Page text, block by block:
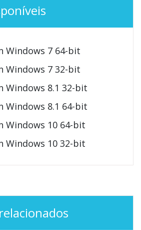
Windows 7 64-bit
Windows 7 32-bit
Windows 8.1 32-bit
Windows 8.1 64-bit
Windows 10 64-bit
Windows 10 32-bit